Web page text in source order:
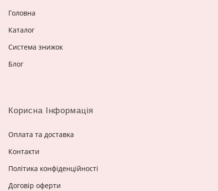
Головна
Каталог
Система знижок
Блог
Корисна Інформація
Оплата та доставка
Контакти
Політика конфіденційності
Договір оферти